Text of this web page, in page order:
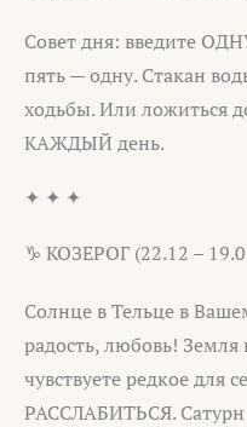
Совет дня: введите
пять — одну. Стакан
ходьбы. Или ложиться
КАЖДЫЙ день.
✦ ✦ ✦
♑ КОЗЕРОГ (22.12 –
Солнце в Тельце в
радость, любовь!
чувствуете редкое
РАССЛАБИТЬСЯ.